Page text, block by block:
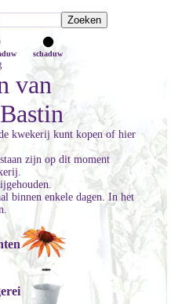
schaduw
van
kwekerij kunt kopen of hier
zijn op dit moment
binnen enkele dagen. In het